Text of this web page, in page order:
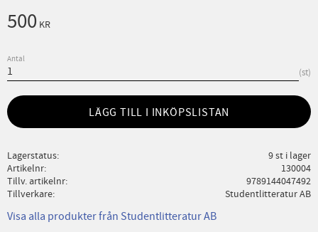
500 KR
Antal
st
LÄGG TILL I INKÖPSLISTAN
Lagerstatus
9 st i lager
Artikelnr
130004
Tillv. artikelnr
9789144047492
Tillverkare
Studentlitteratur AB
Visa alla produkter från Studentlitteratur AB